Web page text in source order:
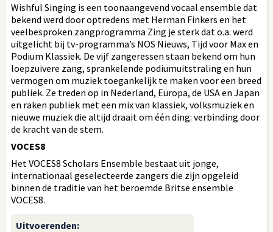
Wishful Singing is een toonaangevend vocaal ensemble dat
bekend werd door optredens met Herman Finkers en het
veelbesproken zangprogramma Zing je sterk dat o.a. werd
uitgelicht bij tv-programma’s NOS Nieuws, Tijd voor Max en
Podium Klassiek. De vijf zangeressen staan bekend om hun
loepzuivere zang, sprankelende podiumuitstraling en hun
vermogen om muziek toegankelijk te maken voor een breed
publiek. Ze treden op in Nederland, Europa, de USA en Japan
en raken publiek met een mix van klassiek, volksmuziek en
nieuwe muziek die altijd draait om één ding: verbinding door
de kracht van de stem.
VOCES8
Het VOCES8 Scholars Ensemble bestaat uit jonge,
internationaal geselecteerde zangers die zijn opgeleid
binnen de traditie van het beroemde Britse ensemble
VOCES8.
Uitvoerenden: